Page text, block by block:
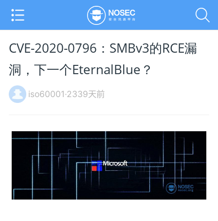
CVE-2020-0796：SMBv3的RCE漏
洞，下一个EternalBlue？
iso60001·2339天前